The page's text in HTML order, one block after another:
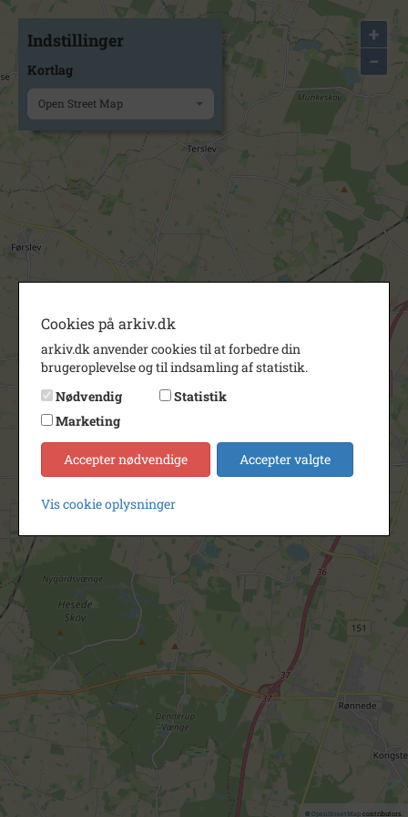
+
−
© OpenStreetMapcontributors.
Indstillinger
Kortlag
Open Street Map
Cookies på arkiv.dk
arkiv.dk anvender cookies til at forbedre din
brugeroplevelse og til indsamling af statistik.
Nødvendig
Statistik
Marketing
Accepter nødvendige Accepter valgte
Vis cookie oplysninger